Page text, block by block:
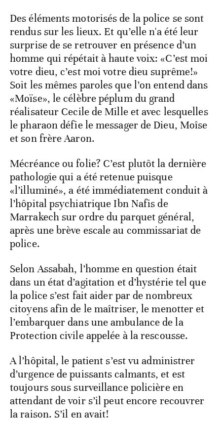
Des éléments motorisés de la police se sont
rendus sur les lieux. Et qu’elle n'a été leur
surprise de se retrouver en présence d’un
homme qui répétait à haute voix: «C’est moi
votre dieu, c’est moi votre dieu suprême!»
Soit les mêmes paroles que l’on entend dans
«Moïse», le célèbre péplum du grand
réalisateur Cecile de Mille et avec lesquelles
le pharaon défie le messager de Dieu, Moîse
et son frère Aaron.
Mécréance ou folie? C’est plutôt la dernière
pathologie qui a été retenue puisque
«l’illuminé», a été immédiatement conduit à
l’hôpital psychiatrique Ibn Nafis de
Marrakech sur ordre du parquet général,
après une brève escale au commissariat de
police.
Selon Assabah, l’homme en question était
dans un état d’agitation et d’hystérie tel que
la police s’est fait aider par de nombreux
citoyens afin de le maîtriser, le menotter et
l’embarquer dans une ambulance de la
Protection civile appelée à la rescousse.
A l’hôpital, le patient s’est vu administrer
d’urgence de puissants calmants, et est
toujours sous surveillance policière en
attendant de voir s’il peut encore recouvrer
la raison. S’il en avait!